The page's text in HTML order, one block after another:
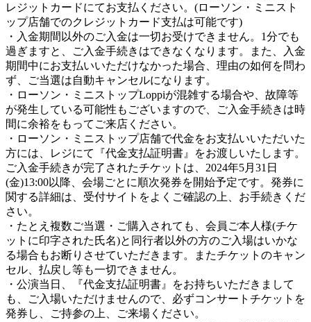
レジットカードにてお支払ください。(ローソン・ミニスト
ップ店舗でのクレジットカード支払は可能です)
・入金期間以外のご入金は一切お受けできません。1分でも
過ぎますと、ご入金手続きはできなくなります。また、入金
期間中にお支払いいただけなかった場合、理由の如何を問わ
ず、ご当選は自動キャンセルになります。
・ローソン・ミニストップLoppiが混雑する場合や、故障等
が発生している可能性もございますので、ご入金手続きは時
間に余裕をもってご来店ください。
・ローソン・ミニストップ店舗で代金をお支払いいただいた
方には、レジにて『代金支払証明書』をお渡しいたします。
ご入金手続きが完了されたチケットは、2024年5月31日
(金)13:00以降、会場ごとに順次発券を開始予定です。発券に
関する詳細は、受付サイトをよくご確認の上、お手続きくだ
さい。
・たとえ複数ご当選・ご購入されても、会員ご本人様(チケ
ットに印字された氏名)と同行者以外の方のご入場はいかな
る場合もお断りさせていただきます。またチケットのキャン
セル、払戻し等も一切できません。
・公演当日、『代金支払証明書』をお持ちいただきまして
も、ご入場いただけませんので、必ずコンサートチケットを
発券し、ご持参の上、ご来場ください。